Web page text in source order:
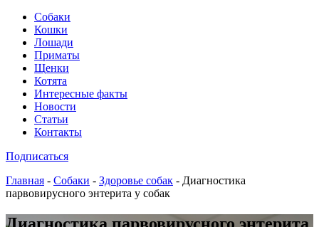
Собаки
Кошки
Лошади
Приматы
Щенки
Котята
Интересные факты
Новости
Статьи
Контакты
Подписаться
Главная - Собаки - Здоровье собак - Диагностика
парвовирусного энтерита у собак